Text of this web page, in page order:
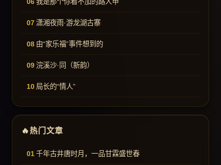
潇湘夜雨·游龙湖古寨
由“家乐福”事件想到的
浣溪沙·同（新韵）
局长的“情人”
热门文章
千年古井唐时月，一品甘霖盛世春